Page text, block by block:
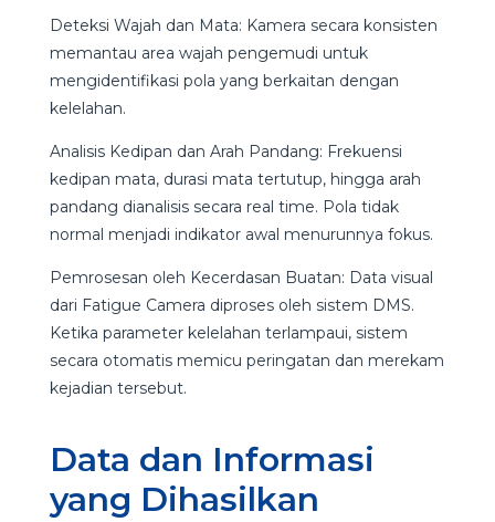
Deteksi Wajah dan Mata: Kamera secara konsisten
memantau area wajah pengemudi untuk
mengidentifikasi pola yang berkaitan dengan
kelelahan.
Analisis Kedipan dan Arah Pandang: Frekuensi
kedipan mata, durasi mata tertutup, hingga arah
pandang dianalisis secara real time. Pola tidak
normal menjadi indikator awal menurunnya fokus.
Pemrosesan oleh Kecerdasan Buatan: Data visual
dari Fatigue Camera diproses oleh sistem DMS.
Ketika parameter kelelahan terlampaui, sistem
secara otomatis memicu peringatan dan merekam
kejadian tersebut.
Data dan Informasi
yang Dihasilkan